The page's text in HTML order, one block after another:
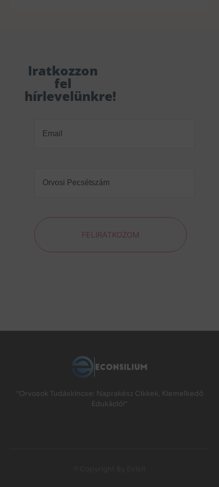
Iratkozzon
fel
hírlevelünkre!
Pecsétszám(Required)
FELIRATKOZOM
"Orvosok Tudáskincse: Naprakész Cikkek, Kiemelkedő
Edukáció!"